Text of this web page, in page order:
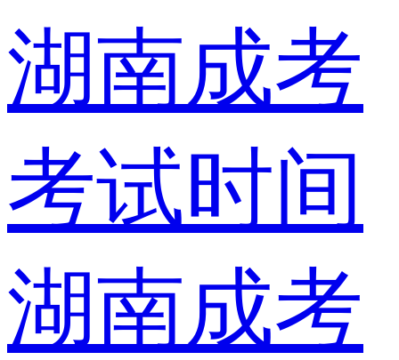
湖南成考
考试时间
湖南成考